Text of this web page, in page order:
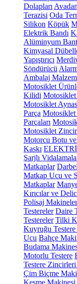
Dolapları
Terazisi Oda
Silikon Köpük
Elektrik Bandı
Alüminyum Bant
Kimyasal
Yapıştırıcı
Söndürücü
Ambalaj
Motosiklet
Kilidi Motosiklet
Motosiklet
Parça Motosiklet
Parçaları
Motosiklet
Motorcu Botu ve
Kaskı
Şarjlı
Matkaplar
Matkap Ucu ve
Matkaplar
Kırıcılar ve
Polisaj
Testereler Daire
Testereler Tilki
Kuyruğu
Ucu Bahçe
Budama
Motorlu Testere
Testere Zincirleri
Çim Biçme
Kesme Makinesi